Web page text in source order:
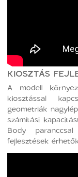
KIOSZTÁS
A modell
kiosztással
geometriák
számítási
Body
fejlesztések